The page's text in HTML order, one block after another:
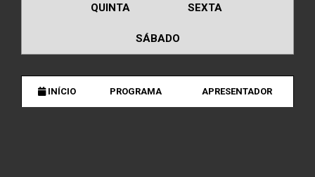
QUINTA SEXTA
SÁBADO
INÍCIO PROGRAMA APRESENTADOR